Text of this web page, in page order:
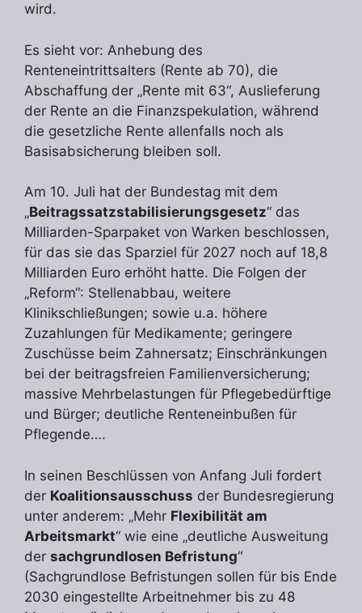
wird.
Es sieht vor: Anhebung des
Renteneintrittsalters (Rente ab 70), die
Abschaffung der „Rente mit 63“, Auslieferung
der Rente an die Finanzspekulation, während
die gesetzliche Rente allenfalls noch als
Basisabsicherung bleiben soll.
Am 10. Juli hat der Bundestag mit dem
„Beitragssatzstabilisierungsgesetz“ das
Milliarden-Sparpaket von Warken beschlossen,
für das sie das Sparziel für 2027 noch auf 18,8
Milliarden Euro erhöht hatte. Die Folgen der
„Reform“: Stellenabbau, weitere
Klinikschließungen; sowie u.a. höhere
Zuzahlungen für Medikamente; geringere
Zuschüsse beim Zahnersatz; Einschränkungen
bei der beitragsfreien Familienversicherung;
massive Mehrbelastungen für Pflegebedürftige
und Bürger; deutliche Renteneinbußen für
Pflegende….
In seinen Beschlüssen von Anfang Juli fordert
der Koalitionsausschuss der Bundesregierung
unter anderem: „Mehr Flexibilität am
Arbeitsmarkt“ wie eine „deutliche Ausweitung
der sachgrundlosen Befristung“
(Sachgrundlose Befristungen sollen für bis Ende
2030 eingestellte Arbeitnehmer bis zu 48